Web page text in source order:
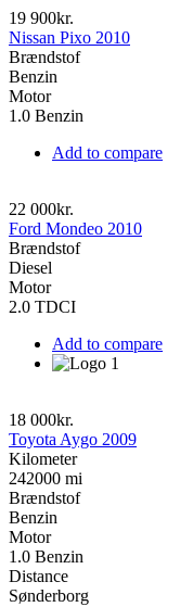
19 900kr.
Nissan Pixo 2010
Brændstof
Benzin
Motor
1.0 Benzin
Add to compare
22 000kr.
Ford Mondeo 2010
Brændstof
Diesel
Motor
2.0 TDCI
Add to compare
18 000kr.
Toyota Aygo 2009
Kilometer
242000 mi
Brændstof
Benzin
Motor
1.0 Benzin
Distance
Sønderborg